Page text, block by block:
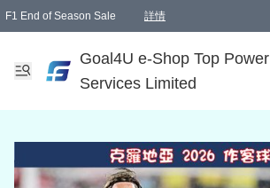
F1 End of Season Sale 詳情
Goal4U e-Shop Top Power
Services Limited